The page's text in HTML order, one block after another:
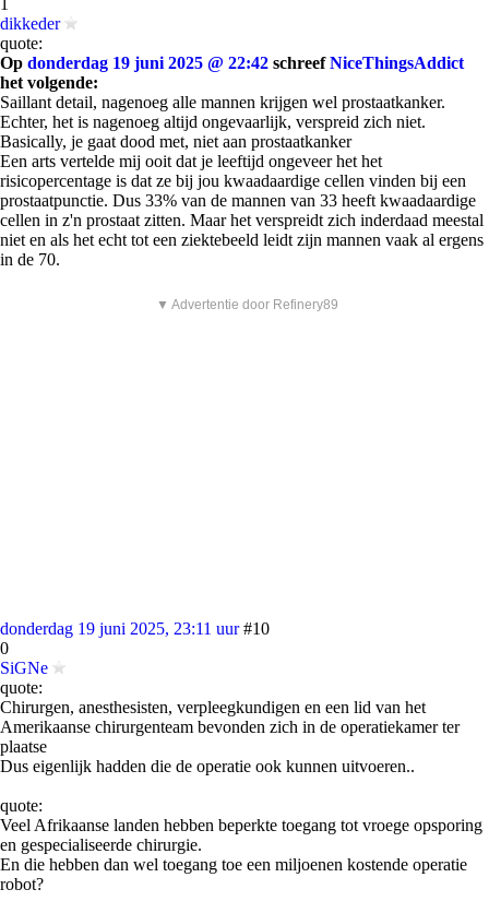
1
dikkeder
quote:
Op donderdag 19 juni 2025 @ 22:42 schreefNiceThingsAddict
het volgende:
Saillant detail, nagenoeg alle mannen krijgen wel prostaatkanker.
Echter, het is nagenoeg altijd ongevaarlijk, verspreid zich niet.
Basically, je gaat dood met, niet aan prostaatkanker
Een arts vertelde mij ooit dat je leeftijd ongeveer het het
risicopercentage is dat ze bij jou kwaadaardige cellen vinden bij een
prostaatpunctie. Dus 33% van de mannen van 33 heeft kwaadaardige
cellen in z'n prostaat zitten. Maar het verspreidt zich inderdaad meestal
niet en als het echt tot een ziektebeeld leidt zijn mannen vaak al ergens
in de 70.
▼ Advertentie door Refinery89
donderdag 19 juni 2025, 23:11 uur #10
0
SiGNe
quote:
Chirurgen, anesthesisten, verpleegkundigen en een lid van het
Amerikaanse chirurgenteam bevonden zich in de operatiekamer ter
plaatse
Dus eigenlijk hadden die de operatie ook kunnen uitvoeren..
quote:
Veel Afrikaanse landen hebben beperkte toegang tot vroege opsporing
en gespecialiseerde chirurgie.
En die hebben dan wel toegang toe een miljoenen kostende operatie
robot?